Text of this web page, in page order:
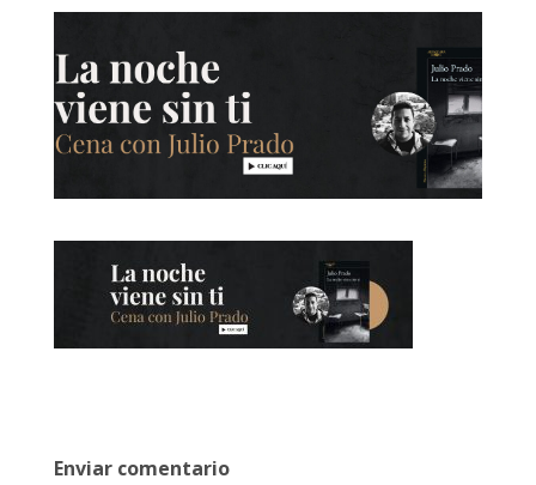
Enviar comentario